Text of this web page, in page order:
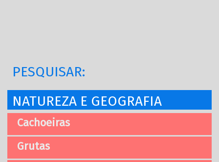
PESQUISAR:
NATUREZA E GEOGRAFIA
Cachoeiras
Grutas